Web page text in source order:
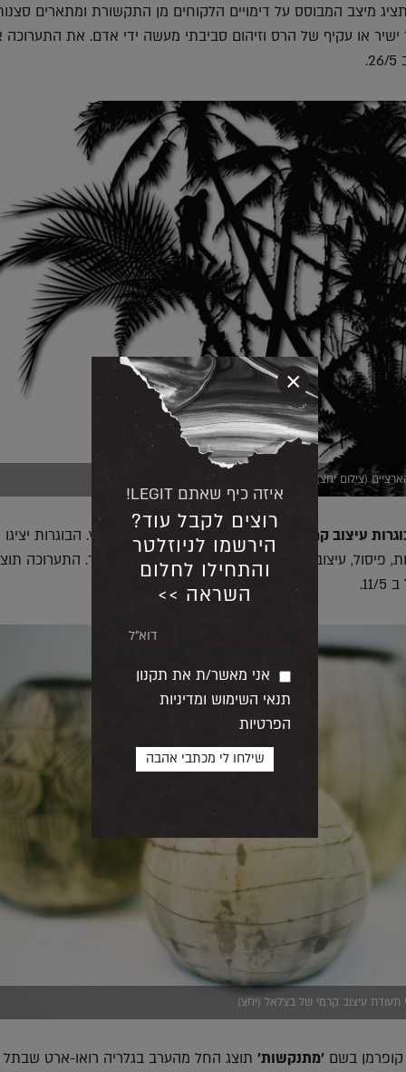
מיצב המבוסס על דימויים הלקוחים מן התקשורת ומתארים
ישיר או עקיף של הרס וזיהום סביבתי מעשה ידי אדם. את
(צילום יחצ)
עיצוב קרמי של בצלאל של היחידה ללימודי חוץ. הבוגרות
פיסול, עיצוב, שריפות מיוחדות, סדנאות זכוכית ועוד. התערוכה
5.
תעודת עיצוב קרמי של בצלאל (יחצ)
קופרמן בשם ׳מתנקשות׳ תוצג החל מהערב בגלריה רואו-ארט שבתל
איזה כיף שאתם LEGIT!
רוצים לקבל עוד?
הירשמו לניוזלטר
והתחילו לחלום
השראה >>
אני מאשר/ת את תקנון
תנאי השימוש ומדיניות
הפרטיות
×